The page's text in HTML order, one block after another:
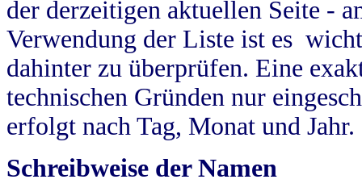
der derzeitigen aktuellen Seite -
Verwendung der Liste ist es
dahinter zu überprüfen. Eine
technischen Gründen nur
erfolgt nach Tag, Monat und Jahr.
Schreibweise der Namen